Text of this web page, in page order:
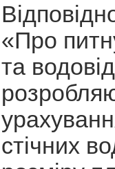
«Про
та
стічних